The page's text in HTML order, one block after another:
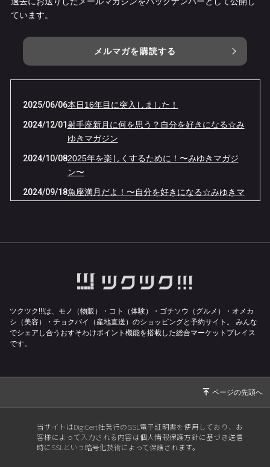
ています。
メルマガを購読する
2025/06/06本日16年目に突入しました！
2024/12/01射手座新月に何を思う？自分を好きになる☆み
ゆきマガジン
2024/10/082025年を楽しくするために！〜みゆきマガジ
ン〜
2024/09/18魚座満月だよ！〜自分を好きになる☆みゆきマ
ツーソン販売会いたします！
2023/12/142024年てんこ盛り〜自分を好きになる☆みゆき
マガジン
アフタヌーンティーお茶会のお知らせ
2023/07/08本日開催！zoom無料イベント☆自分を好きに
なる☆みゆきマガジン
ツクツク!!!は、モノ（物販）・コト（体験）・ゴチソウ（グルメ）・オメカ
シ（美容）・チョクバイ（産地直送）のショッピングと予約サイト。
みんな
でシェアし合うおすそわけポイント機能を搭載した総合マーケットプレイス
です。
当サイトはDigiCert社発行のSSL電子証明書を使用しており、お
客様によって入力される内容は個人情報保護方針に基づき送信
時にSSLという暗号化技術によって保護されます。